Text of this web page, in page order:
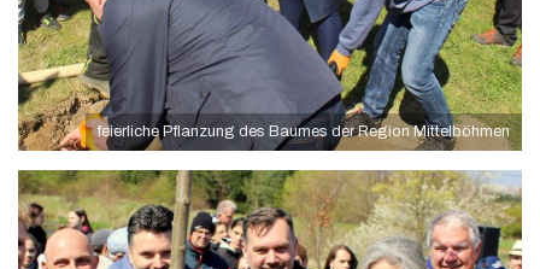
feierliche Pflanzung des Baumes der Region Mittelböhmen